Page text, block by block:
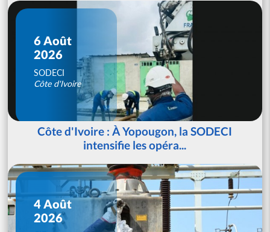
6 Août
2026
SODECI
Côte d'Ivoire
Côte d'Ivoire : À Yopougon, la SODECI
intensifie les opéra...
4 Août
2026